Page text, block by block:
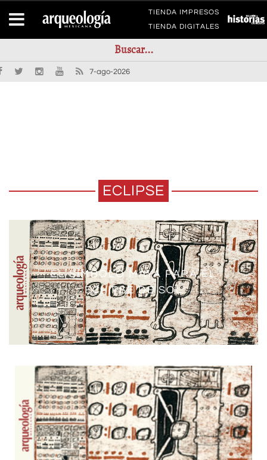
TIENDA IMPRESOS
TIENDA DIGITALES
7-ago-2026
ECLIPSE
EL SÍMBOLO MAYA PARA EL
ECLIPSE DE SOL
XOCHICALCO Y LA PRECISIÓN DE
SU CALENDARIO CIVIL
EL SÍMBOLO MAYA PARA ECLIPSE